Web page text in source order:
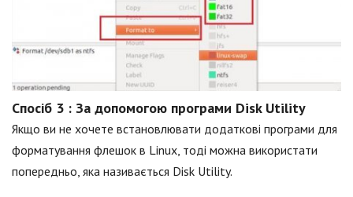
Спосіб 3 : За допомогою програми Disk Utility
Якщо ви не хочете встановлювати додаткові програми для
форматування флешок в Linux, тоді можна використати
попередньо, яка називається Disk Utility.